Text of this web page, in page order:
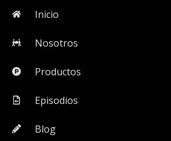
Inicio
Nosotros
Productos
Episodios
Blog